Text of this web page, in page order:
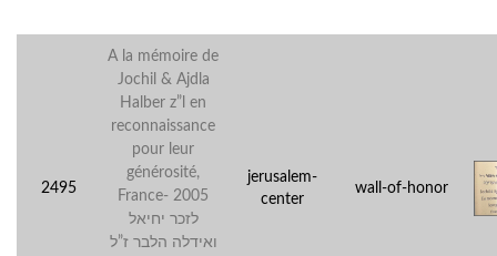
2495
A la mémoire de
Jochil & Ajdla
Halber z”l en
reconnaissance
pour leur
générosité,
France- 2005
לזכר יחיאל
ואידלה הלבר ז”ל
jerusalem-
center
wall-of-honor